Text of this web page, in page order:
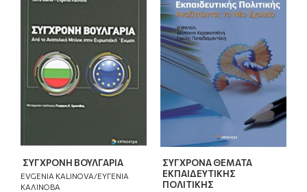
ΣΥΓΧΡΟΝΗ ΒΟΥΛΓΑΡΙΑ
EVGENIA KALINOVA/ΕΥΓΕΝΙΑ
ΚΑΛΙΝΟΒΑ
ΣΥΓΧΡΟΝΑ ΘΕΜΑΤΑ
ΕΚΠΑΙΔΕΥΤΙΚΗΣ
ΠΟΛΙΤΙΚΗΣ